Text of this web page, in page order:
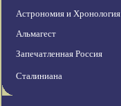
Астрономия и Хронология
Альмагест
Запечатленная Россия
Сталиниана